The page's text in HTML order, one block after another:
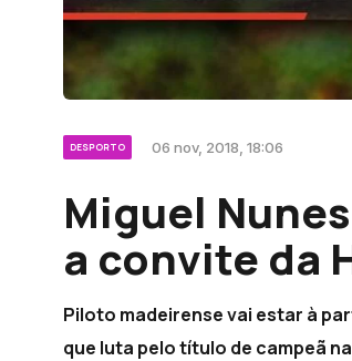
DESPORTO 06 nov, 2018, 18:06
Miguel
a convite da
Piloto madeirense vai estar à
que luta pelo título de campeã